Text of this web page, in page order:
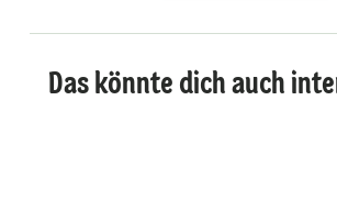
Das könnte dich auch